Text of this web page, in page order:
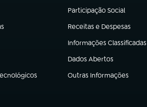
Participação Social
(abre em nova aba)
Receitas e Despesas
(abre em nova aba)
Informações Classificadas
(abre em nova aba)
Dados Abertos
(abre em nova aba)
Outras Informações
(abre em nova aba)